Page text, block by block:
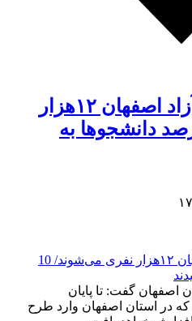
پویشی‌های دانشگاه آزاد اصفهان ۱۲هزار
می‌شوند/ 10 درصد دانشجوها به
اصفهان گفت: تا پایان
که در استان اصفهان وارد طرح